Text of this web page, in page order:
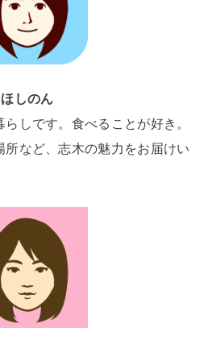
ほしのん
しです。食べることが好き。
所など、志木の魅力をお届けい